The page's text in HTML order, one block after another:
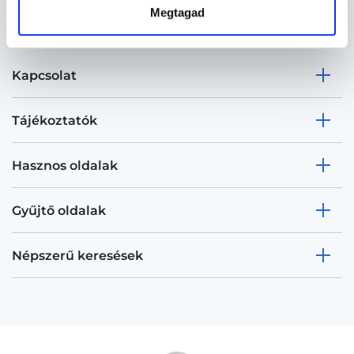
Megtagad
Kapcsolat
Tájékoztatók
Hasznos oldalak
Gyűjtő oldalak
Népszerű keresések